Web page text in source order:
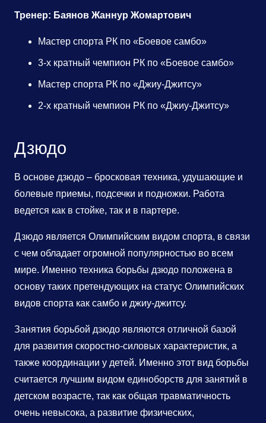
Тренер: Баянов Жаннур Жомартович
Мастер спорта РК по «Боевое самбо»
3-х кратный чемпион РК по «Боевое самбо»
Мастер спорта РК по «Джиу-Джитсу»
2-х кратный чемпион РК по «Джиу-Джитсу»
Дзюдо
В основе дзюдо – бросковая техника, удушающие и
болевые приемы, подсечки и подножки. Работа
ведется как в стойке, так и в партере.
Дзюдо является Олимпийским видом спорта, в связи
с чем обладает огромной популярностью во всем
мире. Именно техника борьбы дзюдо положена в
основу таких претендующих на статус Олимпийских
видов спорта как самбо и джиу-джитсу.
Занятия борьбой дзюдо являются отличной базой
для развития скоростно-силовых характеристик, а
также координации у детей. Именно этот вид борьбы
считается лучшим видом единоборств для занятий в
детском возрасте, так как общая травматичность
очень невысока, а развитие физических,